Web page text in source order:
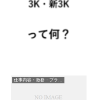
仕事内容・激務・ブラック度